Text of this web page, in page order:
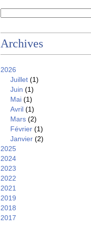
Archives
2026
Juillet (1)
Juin (1)
Mai (1)
Avril (1)
Mars (2)
Février (1)
Janvier (2)
2025
2024
2023
2022
2021
2019
2018
2017